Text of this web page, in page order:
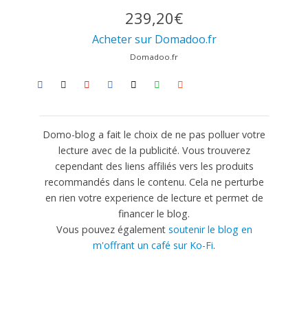
239,20€
Acheter sur Domadoo.fr
Domadoo.fr
Domo-blog a fait le choix de ne pas polluer votre
lecture avec de la publicité. Vous trouverez
cependant des liens affiliés vers les produits
recommandés dans le contenu. Cela ne perturbe
en rien votre experience de lecture et permet de
financer le blog.
Vous pouvez également soutenir le blog en
m'offrant un café sur Ko-Fi.